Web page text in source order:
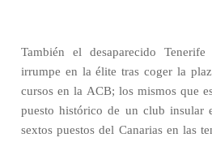
También el desaparecido
irrumpe en la élite tras coger la
cursos en la ACB; los mismos que
puesto histórico de un club insular
sextos puestos del Canarias en las